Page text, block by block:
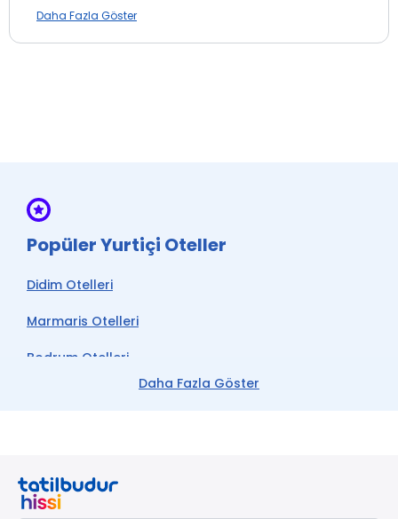
Sauna
* ile işaretli özellikler ücretlidir.
Daha Fazla Göster
Daha Fazla Göster
Popüler Yurtiçi Oteller
Didim Otelleri
Marmaris Otelleri
Bodrum Otelleri
Antalya Otelleri